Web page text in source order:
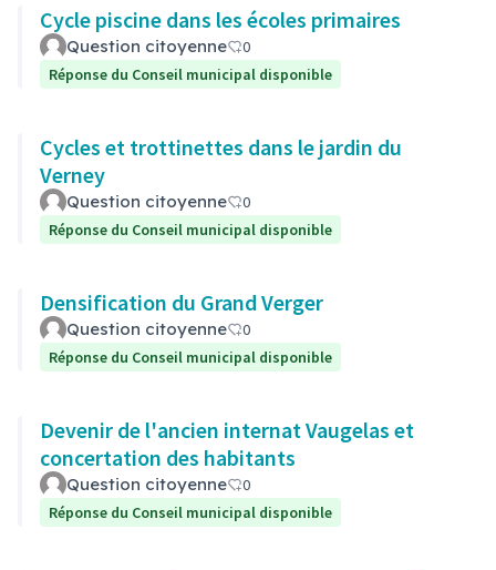
Cycle piscine dans les écoles primaires
Question citoyenne
0
Réponse du Conseil municipal disponible
Cycles et trottinettes dans le jardin du
Verney
Question citoyenne
0
Réponse du Conseil municipal disponible
Densification du Grand Verger
Question citoyenne
0
Réponse du Conseil municipal disponible
Devenir de l'ancien internat Vaugelas et
concertation des habitants
Question citoyenne
0
Réponse du Conseil municipal disponible